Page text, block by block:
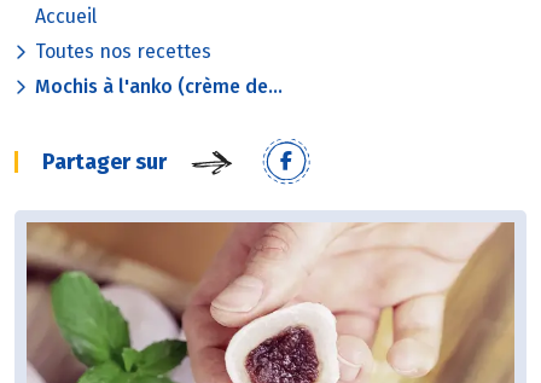
Accueil
Toutes nos recettes
Mochis à l'anko (crème de...
Partager sur